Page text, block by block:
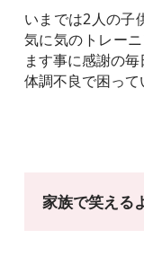
いまでは2人の子
気に気のトレー
ます事に感謝の毎
体調不良で困って
家族で笑える